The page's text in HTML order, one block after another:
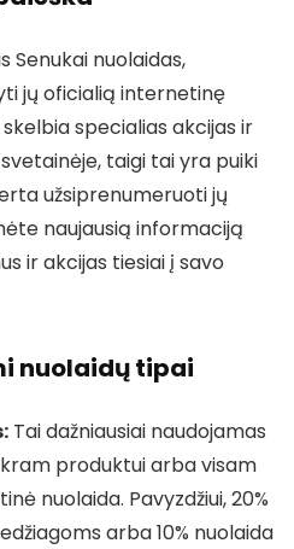
Senukai nuolaidas,
jų oficialią internetinę
specialias akcijas ir
taigi tai yra puiki
užsiprenumeruoti jų
naujausią informaciją
ir akcijas tiesiai į savo
nuolaidų tipai
Tai dažniausiai naudojamas
produktui arba visam
nuolaida. Pavyzdžiui, 20%
arba 10% nuolaida